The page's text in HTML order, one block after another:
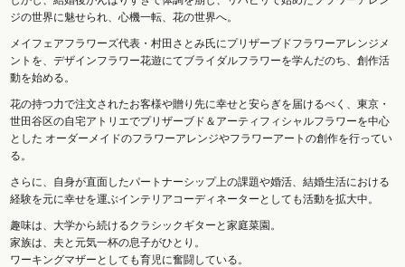
ジの世界に魅せられ、心機一転、花の世界へ。
メイフェアフラワーズ代表・村田さとみ氏にプリザーブドフラワーアレンジメ
ントを、デザインフラワー花遊にてブライダルフラワーを学んだのち、創作活
動を始める。
花の持つ力で注文されたお客様や贈り先に幸せと安らぎを届けるべく、東京・
世田谷区の自宅アトリエでプリザーブド＆アーティフィシャルフラワーを中心
とした オーダーメイドのフラワーアレンジやフラワーアートの創作を行ってい
る。
さらに、自身が直面したパートナーシップ上の課題や婚活、結婚生活における
経験を元に幸せを運ぶインテリアコーディネーターとしても活動を拡大中。
趣味は、大学から続けるクラシックギターと家庭菜園。
家族は、夫と元気一杯の息子がひとり。
ワーキングマザーとしても育児に奮闘している。